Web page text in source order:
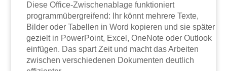
Diese Office-Zwischenablage funktioniert
programmübergreifend: Ihr könnt mehrere Texte,
Bilder oder Tabellen in Word kopieren und sie später
gezielt in PowerPoint, Excel, OneNote oder Outlook
einfügen. Das spart Zeit und macht das Arbeiten
zwischen verschiedenen Dokumenten deutlich